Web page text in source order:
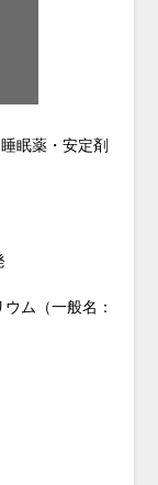
眠薬・安定剤
ム（一般名：